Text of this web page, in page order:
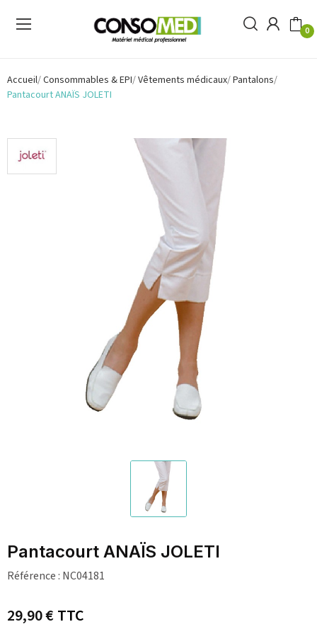
0
Accueil Consommables & EPI Vêtements médicaux Pantalons
Pantacourt ANAÏS JOLETI
Pantacourt ANAÏS JOLETI
Référence : NC04181
29,90 €TTC